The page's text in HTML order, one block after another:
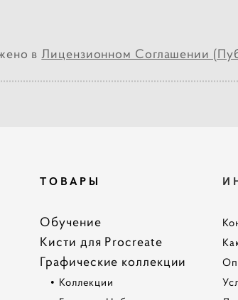
вЛицензионном Соглашении
ТОВАРЫ
Обучение
Кисти для Procreate
Графические коллекции
• Коллекции